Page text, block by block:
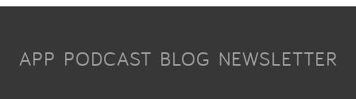
APP PODCAST BLOG NEWSLETTER